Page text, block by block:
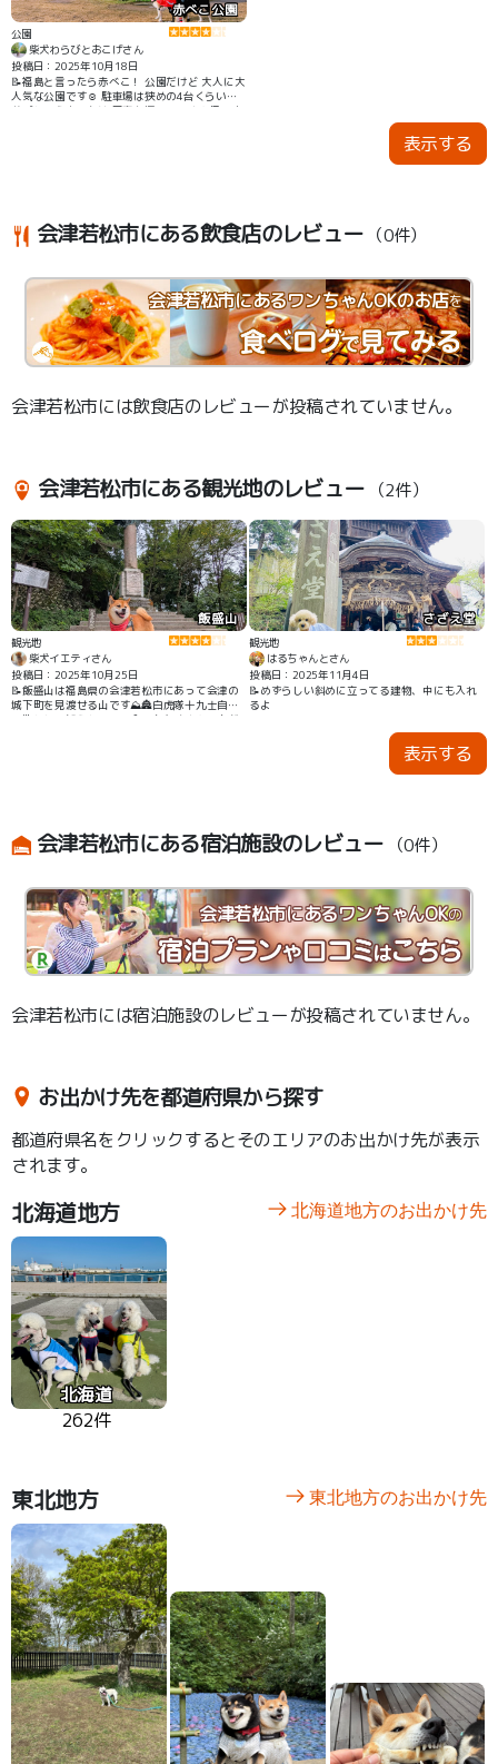
赤べこ公園
公園
柴犬わらびとおこげさん
投稿日：2025年10月18日
📝福島と言ったら赤べこ！ 公園だけど 大人に大
人気な公園です☺️ 駐車場は狭めの4台くらい？
遊ぶというよりかは 写真を撮って皆さん帰りま
表示する
会津若松市にある飲食店のレビュー （0件）
会津若松市にあるワンちゃんOKのお店を
会津若松市には飲食店のレビューが投稿されていません。
会津若松市にある観光地のレビュー （2件）
飯盛山
観光地
柴犬イエティさん
投稿日：2025年10月25日
📝飯盛山は福島県の会津若松市にあって会津の
城下町を見渡せる山です⛰️🏯白虎隊十九士自刃
の地として知られていて今でもたくさんの方が
さざえ堂
観光地
はるちゃんとさん
投稿日：2025年11月4日
📝めずらしい斜めに立ってる建物、中にも入れ
るよ
表示する
会津若松市にある宿泊施設のレビュー （0件）
会津若松市にあるワンちゃんOKの
会津若松市には宿泊施設のレビューが投稿されていません。
お出かけ先を都道府県から探す
都道府県名をクリックするとそのエリアのお出かけ先が表示
されます。
北海道地方 北海道地方のお出かけ先
北海道
262件
東北地方 東北地方のお出かけ先